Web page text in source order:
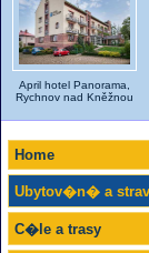
April hotel Panorama,
Rychnov nad Kněžnou
Home
Ubytov�n� a
C�le a trasy